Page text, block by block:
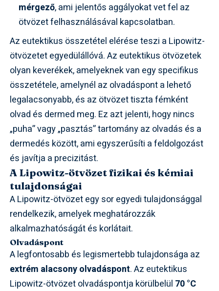
mérgező, ami jelentős aggályokat vet fel az
ötvözet felhasználásával kapcsolatban.
Az eutektikus összetétel elérése teszi a Lipowitz-
ötvözetet egyedülállóvá. Az eutektikus ötvözetek
olyan keverékek, amelyeknek van egy specifikus
összetétele, amelynél az olvadáspont a lehető
legalacsonyabb, és az ötvözet tiszta fémként
olvad és dermed meg. Ez azt jelenti, hogy nincs
„puha” vagy „pasztás” tartomány az olvadás és a
dermedés között, ami egyszerűsíti a feldolgozást
és javítja a precizitást.
A Lipowitz-ötvözet fizikai és kémiai
tulajdonságai
A Lipowitz-ötvözet egy sor egyedi tulajdonsággal
rendelkezik, amelyek meghatározzák
alkalmazhatóságát és korlátait.
Olvadáspont
A legfontosabb és legismertebb tulajdonsága az
extrém alacsony olvadáspont. Az eutektikus
Lipowitz-ötvözet olvadáspontja körülbelül 70 °C